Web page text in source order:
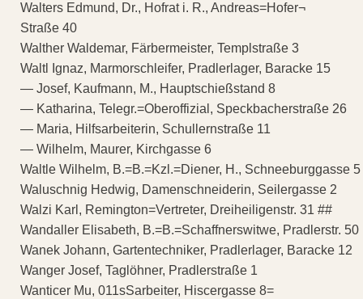
Walters Edmund, Dr., Hofrat i. R., Andreas=Hofer¬
Straße 40
Walther Waldemar, Färbermeister, Templstraße 3
Waltl Ignaz, Marmorschleifer, Pradlerlager, Baracke 15
— Josef, Kaufmann, M., Hauptschießstand 8
— Katharina, Telegr.=Oberoffizial, Speckbacherstraße 26
— Maria, Hilfsarbeiterin, Schullernstraße 11
— Wilhelm, Maurer, Kirchgasse 6
Waltle Wilhelm, B.=B.=Kzl.=Diener, H., Schneeburggasse 5
Waluschnig Hedwig, Damenschneiderin, Seilergasse 2
Walzi Karl, Remington=Vertreter, Dreiheiligenstr. 31 ##
Wandaller Elisabeth, B.=B.=Schaffnerswitwe, Pradlerstr. 50
Wanek Johann, Gartentechniker, Pradlerlager, Baracke 12
Wanger Josef, Taglöhner, Pradlerstraße 1
Wanticer Mu, 011sSarbeiter, Hiscergasse 8=